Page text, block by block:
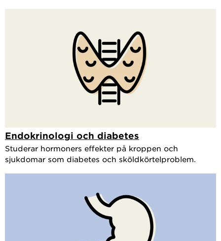
Endokrinologi och diabetes
Studerar hormoners effekter på kroppen och
sjukdomar som diabetes och sköldkörtelproblem.